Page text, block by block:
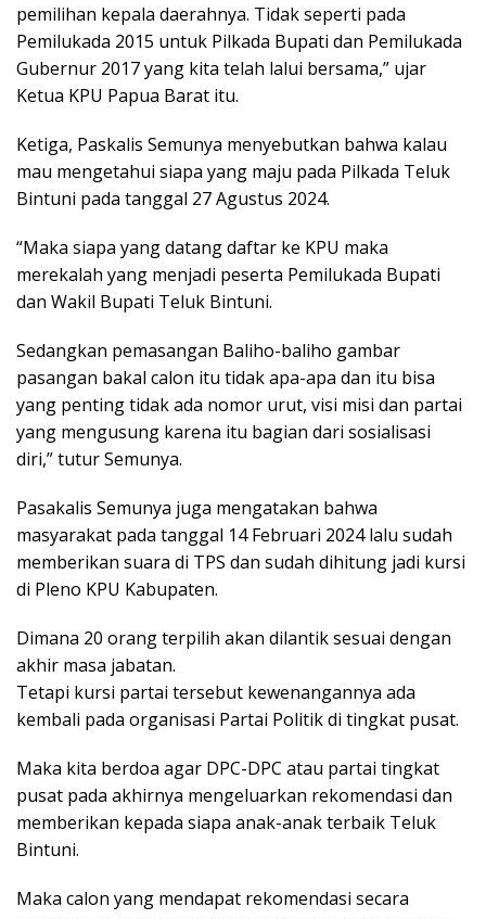
pemilihan kepala daerahnya. Tidak seperti pada
Pemilukada 2015 untuk Pilkada Bupati dan Pemilukada
Gubernur 2017 yang kita telah lalui bersama,” ujar
Ketua KPU Papua Barat itu.
Ketiga, Paskalis Semunya menyebutkan bahwa kalau
mau mengetahui siapa yang maju pada Pilkada Teluk
Bintuni pada tanggal 27 Agustus 2024.
“Maka siapa yang datang daftar ke KPU maka
merekalah yang menjadi peserta Pemilukada Bupati
dan Wakil Bupati Teluk Bintuni.
Sedangkan pemasangan Baliho-baliho gambar
pasangan bakal calon itu tidak apa-apa dan itu bisa
yang penting tidak ada nomor urut, visi misi dan partai
yang mengusung karena itu bagian dari sosialisasi
diri,” tutur Semunya.
Pasakalis Semunya juga mengatakan bahwa
masyarakat pada tanggal 14 Februari 2024 lalu sudah
memberikan suara di TPS dan sudah dihitung jadi kursi
di Pleno KPU Kabupaten.
Dimana 20 orang terpilih akan dilantik sesuai dengan
akhir masa jabatan.
Tetapi kursi partai tersebut kewenangannya ada
kembali pada organisasi Partai Politik di tingkat pusat.
Maka kita berdoa agar DPC-DPC atau partai tingkat
pusat pada akhirnya mengeluarkan rekomendasi dan
memberikan kepada siapa anak-anak terbaik Teluk
Bintuni.
Maka calon yang mendapat rekomendasi secara